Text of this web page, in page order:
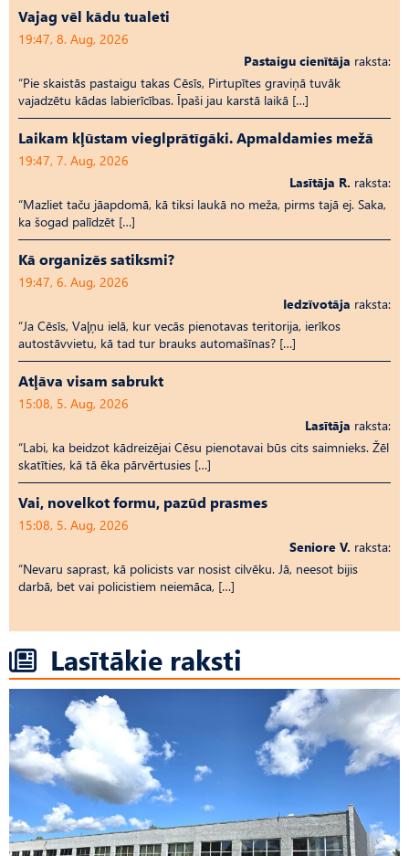
Vajag vēl kādu tualeti
19:47, 8. Aug, 2026
Pastaigu cienītāja raksta:
“Pie skaistās pastaigu takas Cēsīs, Pirtupītes graviņā tuvāk
vajadzētu kādas labierīcības. Īpaši jau karstā laikā […]
Laikam kļūstam vieglprātīgāki. Apmaldamies mežā
19:47, 7. Aug, 2026
Lasītāja R. raksta:
“Mazliet taču jāapdomā, kā tiksi laukā no meža, pirms tajā ej. Saka,
ka šogad palīdzēt […]
Kā organizēs satiksmi?
19:47, 6. Aug, 2026
Iedzīvotāja raksta:
“Ja Cēsīs, Vaļņu ielā, kur vecās pienotavas teritorija, ierīkos
autostāvvietu, kā tad tur brauks automašīnas? […]
Atļāva visam sabrukt
15:08, 5. Aug, 2026
Lasītāja raksta:
“Labi, ka beidzot kādreizējai Cēsu pienotavai būs cits saimnieks. Žēl
skatīties, kā tā ēka pārvērtusies […]
Vai, novelkot formu, pazūd prasmes
15:08, 5. Aug, 2026
Seniore V. raksta:
“Nevaru saprast, kā policists var nosist cilvēku. Jā, neesot bijis
darbā, bet vai policistiem neiemāca, […]
Lasītākie raksti